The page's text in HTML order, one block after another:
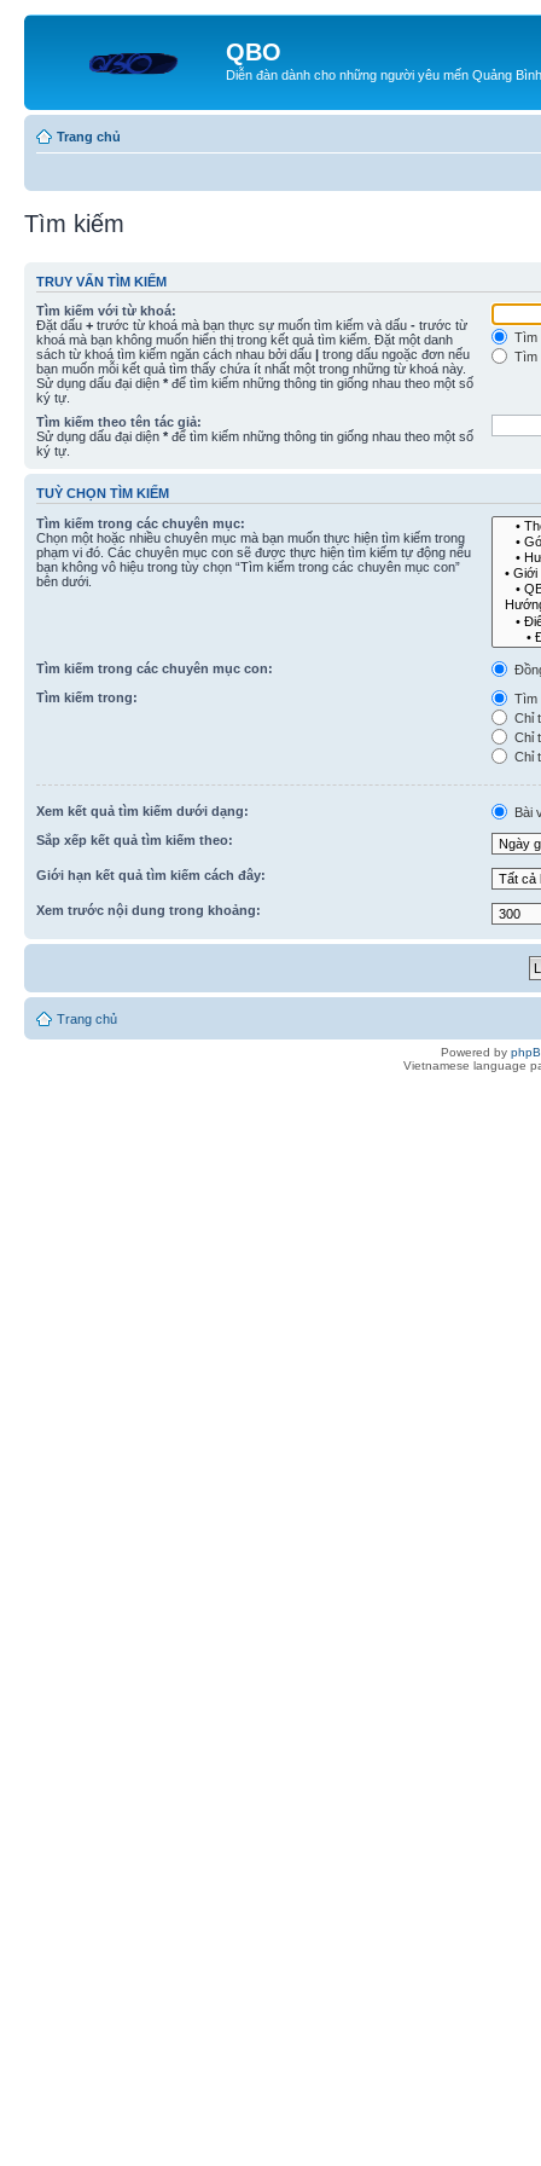
QBO
Diễn đàn dành cho những người yêu mến Quảng Bình
Trang chủ
Tìm kiếm
TRUY VẤN TÌM KIẾM
Tìm kiếm với từ khoá:
Đặt dấu + trước từ khoá mà bạn thực sự muốn tìm kiếm và dấu - trước từ
khoá mà bạn không muốn hiển thị trong kết quả tìm kiếm. Đặt một danh
sách từ khoá tìm kiếm ngăn cách nhau bởi dấu | trong dấu ngoặc đơn nếu
bạn muốn mỗi kết quả tìm thấy chứa ít nhất một trong những từ khoá này.
Sử dụng dấu đại diện * để tìm kiếm những thông tin giống nhau theo một số
ký tự.
Tìm
Tìm
Tìm kiếm theo tên tác giả:
Sử dụng dấu đại diện * để tìm kiếm những thông tin giống nhau theo một số
ký tự.
TUỲ CHỌN TÌM KIẾM
Tìm kiếm trong các chuyên mục:
Chọn một hoặc nhiều chuyên mục mà bạn muốn thực hiện tìm kiếm trong
phạm vi đó. Các chuyên mục con sẽ được thực hiện tìm kiếm tự động nếu
bạn không vô hiệu trong tùy chọn “Tìm kiếm trong các chuyên mục con”
bên dưới.
Tìm kiếm trong các chuyên mục con:
Tìm kiếm trong:
Tìm
Chỉ
Chỉ
Chỉ
Xem kết quả tìm kiếm dưới dạng:
Bài
Sắp xếp kết quả tìm kiếm theo:
Giới hạn kết quả tìm kiếm cách đây:
Xem trước nội dung trong khoảng:
Trang chủ
Powered by
Vietnamese language